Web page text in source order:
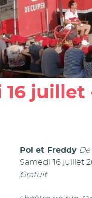
16 juillet
Pol et Freddy
Samedi 16 juillet
Gratuit